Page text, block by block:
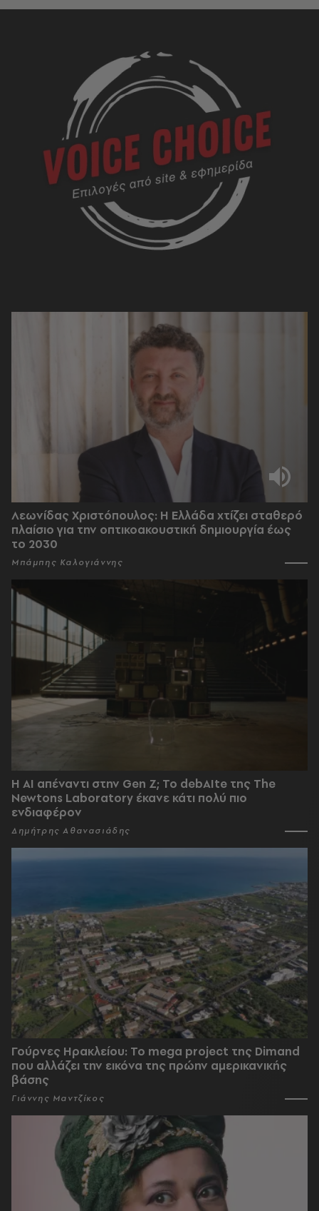
Λεωνίδας Χριστόπουλος: Η Ελλάδα χτίζει σταθερό
πλαίσιο για την οπτικοακουστική δημιουργία έως
το 2030
Μπάμπης Καλογιάννης
Η AI απέναντι στην Gen Z; Το debAIte της The
Newtons Laboratory έκανε κάτι πολύ πιο
ενδιαφέρον
Δημήτρης Αθανασιάδης
Γούρνες Ηρακλείου: To mega project της Dimand
που αλλάζει την εικόνα της πρώην αμερικανικής
βάσης
Γιάννης Μαντζίκος